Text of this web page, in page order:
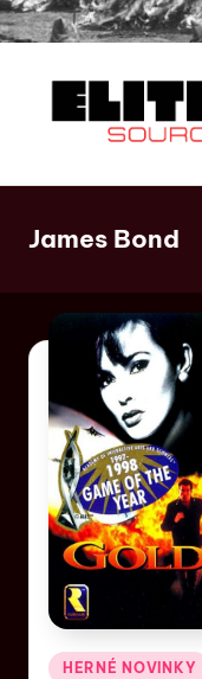
James Bond
HERNÉ NOVINKY